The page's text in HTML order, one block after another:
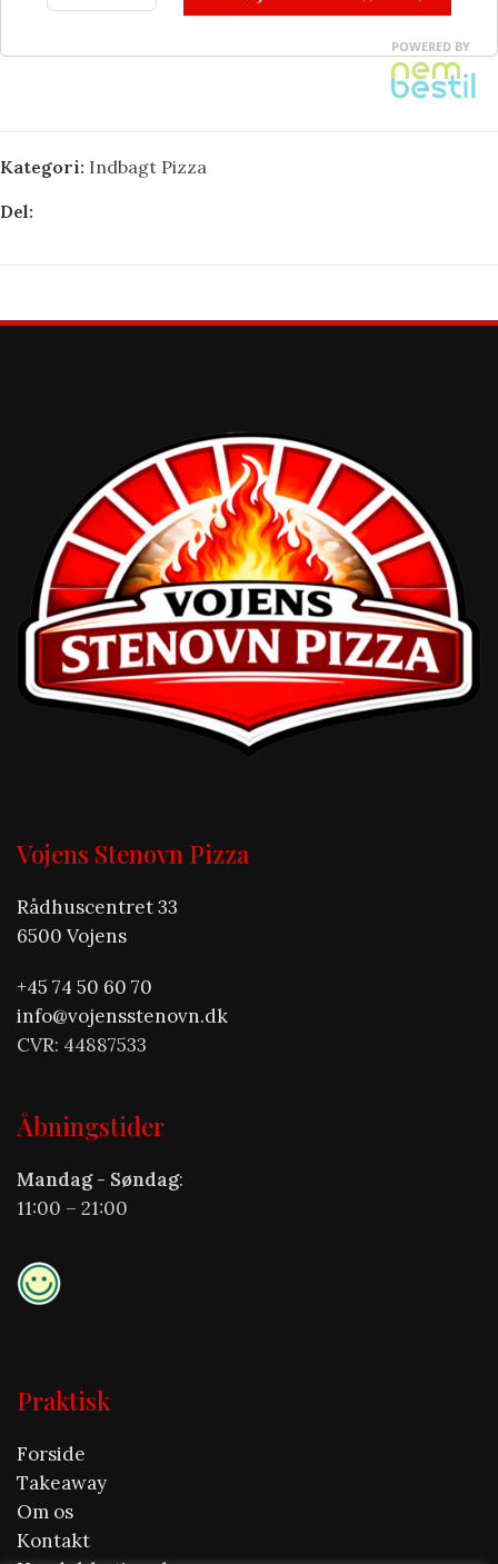
Kategori: Indbagt Pizza
Del:
Vojens Stenovn Pizza
Rådhuscentret 33
6500 Vojens
+45 74 50 60 70
info@vojensstenovn.dk
CVR: 44887533
Åbningstider
Mandag - Søndag:
11:00 – 21:00
Praktisk
Forside
Takeaway
Om os
Kontakt